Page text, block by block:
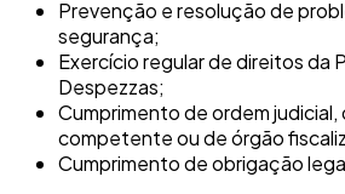
Prevenção e resolução de
segurança;
Exercício regular de direitos da
Despezzas;
Cumprimento de ordem
competente ou de órgão
Cumprimento de obrigação